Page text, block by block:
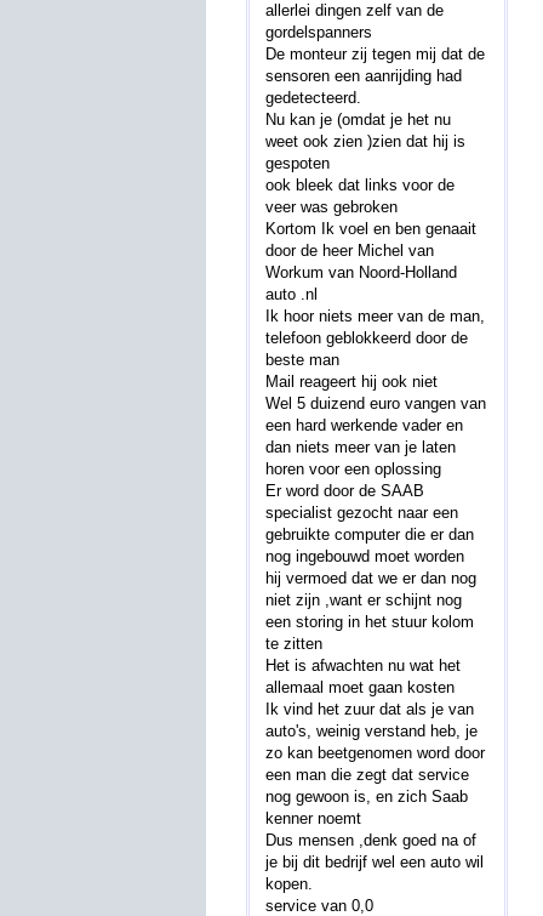
allerlei dingen zelf van de
gordelspanners
De monteur zij tegen mij dat de
sensoren een aanrijding had
gedetecteerd.
Nu kan je (omdat je het nu
weet ook zien )zien dat hij is
gespoten
ook bleek dat links voor de
veer was gebroken
Kortom Ik voel en ben genaait
door de heer Michel van
Workum van Noord-Holland
auto .nl
Ik hoor niets meer van de man,
telefoon geblokkeerd door de
beste man
Mail reageert hij ook niet
Wel 5 duizend euro vangen van
een hard werkende vader en
dan niets meer van je laten
horen voor een oplossing
Er word door de SAAB
specialist gezocht naar een
gebruikte computer die er dan
nog ingebouwd moet worden
hij vermoed dat we er dan nog
niet zijn ,want er schijnt nog
een storing in het stuur kolom
te zitten
Het is afwachten nu wat het
allemaal moet gaan kosten
Ik vind het zuur dat als je van
auto's, weinig verstand heb, je
zo kan beetgenomen word door
een man die zegt dat service
nog gewoon is, en zich Saab
kenner noemt
Dus mensen ,denk goed na of
je bij dit bedrijf wel een auto wil
kopen.
service van 0,0